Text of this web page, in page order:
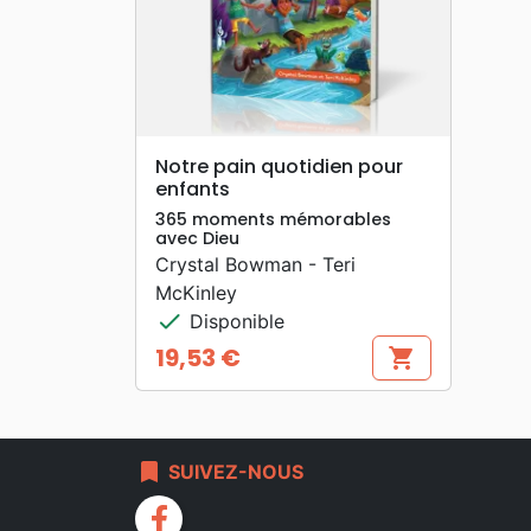
search APERÇU RAPIDE
Notre pain quotidien pour
enfants
365 moments mémorables
avec Dieu
Crystal Bowman - Teri
McKinley
check Disponible
Prix
19,53 € shopping_cart
bookmark SUIVEZ-NOUS
facebook